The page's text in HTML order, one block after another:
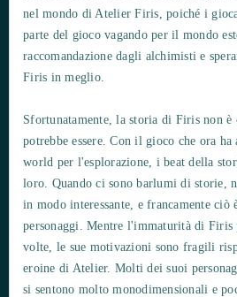
nel mondo di Atelier Firis, poiché i
parte del gioco vagando per il mondo
raccomandazione dagli alchimisti e
Firis in meglio.
Sfortunatamente, la storia di Firis non è
potrebbe essere. Con il gioco che ora
world per l'esplorazione, i beat della
loro. Quando ci sono barlumi di storie,
in modo interessante, e francamente ciò
personaggi. Mentre l'immaturità di Firis
volte, le sue motivazioni sono fragili
eroine di Atelier. Molti dei suoi
si sentono molto monodimensionali e